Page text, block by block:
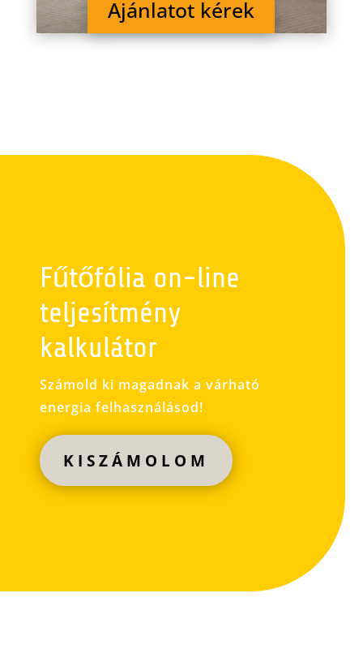
Ajánlatot kérek
Fűtőfólia on-line
teljesítmény
kalkulátor
Számold ki magadnak a várható
energia felhasználásod!
KISZÁMOLOM